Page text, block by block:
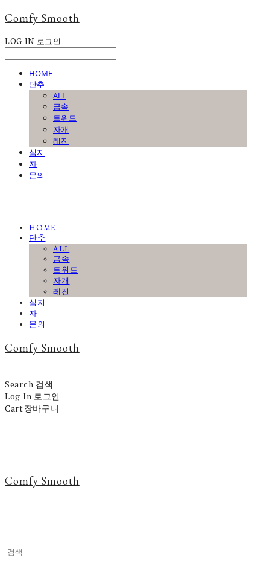
Comfy Smooth
LOG IN 로그인
HOME
단추
ALL
금속
트위드
자개
레진
심지
자
문의
HOME
단추
ALL
금속
트위드
자개
레진
심지
자
문의
Comfy Smooth
Search 검색
Log In 로그인
Cart장바구니
Comfy Smooth